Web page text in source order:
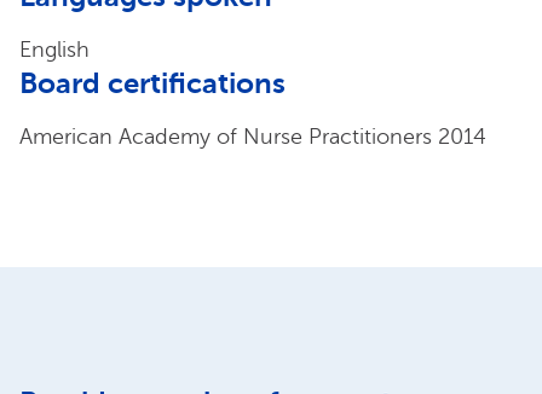
English
Board certifications
American Academy of Nurse Practitioners 2014